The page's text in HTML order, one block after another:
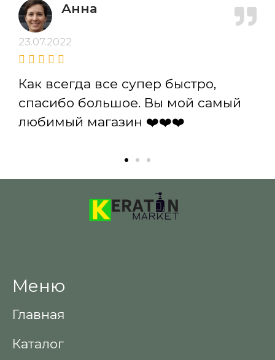
Анна
23.07.2022
Как всегда все супер быстро,
спасибо большое. Вы мой самый
любимый магазин ❤️❤️❤️
Меню
Главная
Каталог